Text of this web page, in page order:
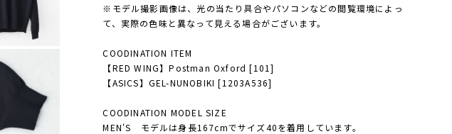
※モデル撮影画像は、光の当たり具合やパソコンなどの閲覧環境によっ
て、実際の色味と異なって見える場合がございます。
COODINATION ITEM
【RED WING】Postman Oxford [101]
【ASICS】GEL-NUNOBIKI [1203A536]
COODINATION MODEL SIZE
MEN'S モデルは身長167cmでサイズ40を着用しています。